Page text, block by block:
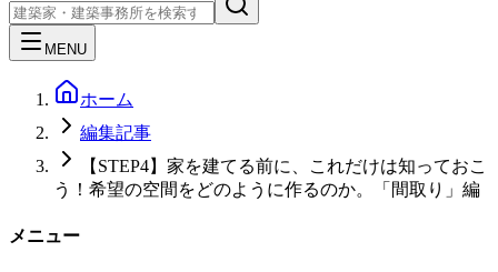
MENU
ホーム
編集記事
【STEP4】家を建てる前に、これだけは知っておこ
う！希望の空間をどのように作るのか。「間取り」編
メニュー